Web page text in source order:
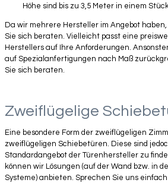
Höhe sind bis zu 3,5 Meter in einem
Da wir mehrere Hersteller im Angebot
Sie sich beraten. Vielleicht passt eine
Herstellers auf Ihre Anforderungen.
auf Spezialanfertigungen nach Maß
Sie sich beraten.
Zweiflügelige
Eine besondere Form der zweiflügeligen
zweiflügeligen Schiebetüren. Diese sind
Standardangebot der Türenhersteller zu
können wir Lösungen (auf der Wand bzw. in
Systeme) anbieten. Sprechen Sie uns einfach